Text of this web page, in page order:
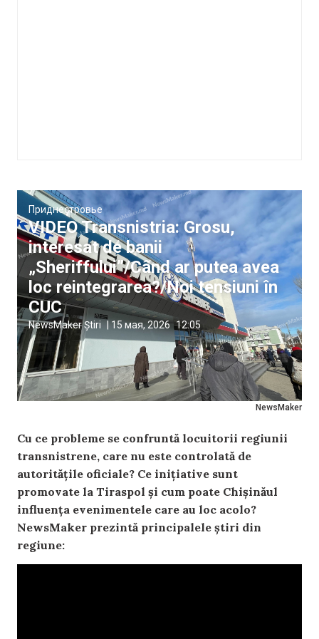
NewsMaker
Приднестровье
VIDEO Transnistria: Grosu,
interesat de banii
„Sheriffului”/Când ar putea avea
loc reintegrarea?/Noi tensiuni în
CUC
NewsMaker Știri 15 мая, 2026 12:05
Cu ce probleme se confruntă locuitorii regiunii
transnistrene, care nu este controlată de
autoritățile oficiale? Ce inițiative sunt
promovate la Tiraspol și cum poate Chișinăul
influența evenimentele care au loc acolo?
NewsMaker prezintă principalele știri din
regiune: